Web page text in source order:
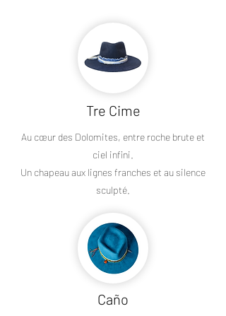
Tre Cime
Au cœur des Dolomites, entre roche brute et
ciel infini.
Un chapeau aux lignes franches et au silence
sculpté.
Caño